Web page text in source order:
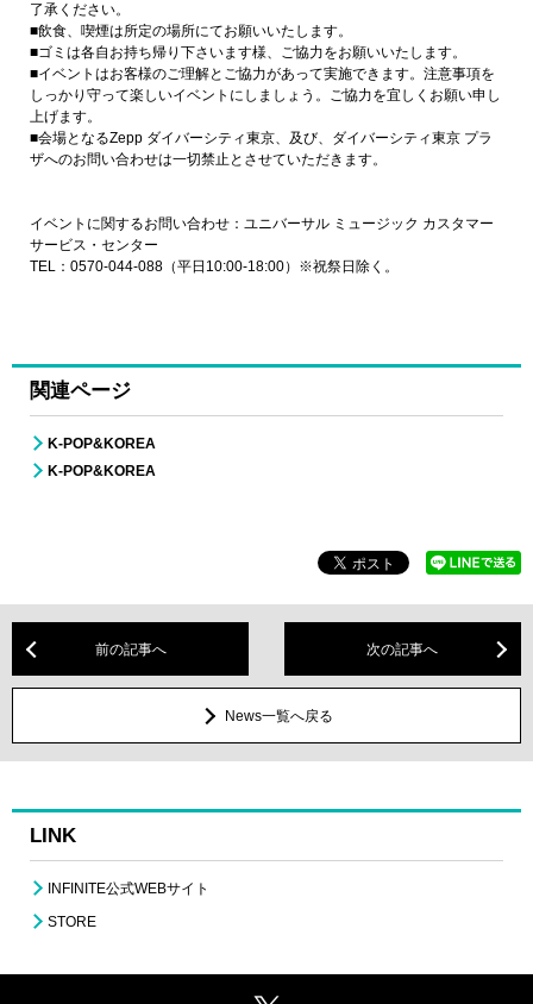
了承ください。
■飲食、喫煙は所定の場所にてお願いいたします。
■ゴミは各自お持ち帰り下さいます様、ご協力をお願いいたします。
■イベントはお客様のご理解とご協力があって実施できます。注意事項を
しっかり守って楽しいイベントにしましょう。ご協力を宜しくお願い申し
上げます。
■会場となるZepp ダイバーシティ東京、及び、ダイバーシティ東京 プラ
ザへのお問い合わせは一切禁止とさせていただきます。
イベントに関するお問い合わせ：ユニバーサル ミュージック カスタマー
サービス・センター
TEL：0570-044-088（平日10:00-18:00）※祝祭日除く。
関連ページ
K-POP&KOREA
K-POP&KOREA
前の記事へ 次の記事へ
News一覧へ戻る
LINK
INFINITE公式WEBサイト
STORE